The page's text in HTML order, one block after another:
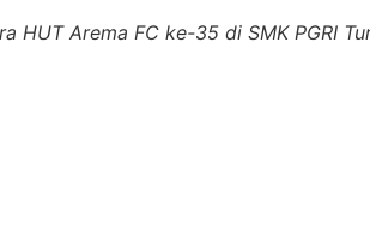
HUT Arema FC ke-35 di SMK PGRI